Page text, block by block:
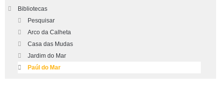
Bibliotecas
Pesquisar
Arco da Calheta
Casa das Mudas
Jardim do Mar
Paúl do Mar